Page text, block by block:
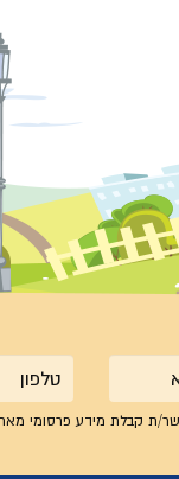
ת קבלת מידע פרסומי